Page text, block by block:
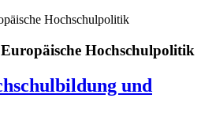
Hochschulpolitik
Europäische Hochschulpolitik
und